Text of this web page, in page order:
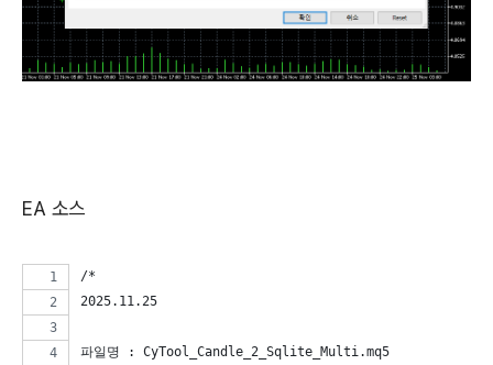
EA 소스
/*
2025.11.25
파일명 : CyTool_Candle_2_Sqlite_Multi.mq5